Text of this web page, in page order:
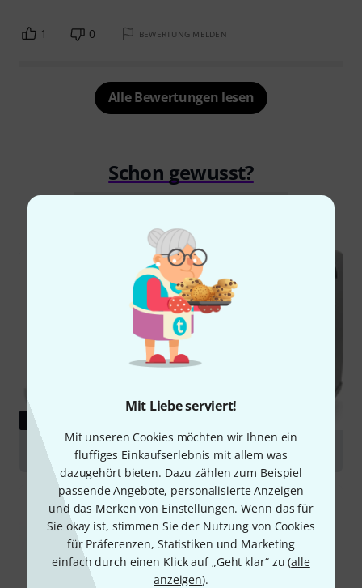
Mit Liebe serviert!
Mit unseren Cookies möchten wir Ihnen ein
fluffiges Einkaufserlebnis mit allem was
dazugehört bieten. Dazu zählen zum Beispiel
passende Angebote, personalisierte Anzeigen
und das Merken von Einstellungen. Wenn das für
Sie okay ist, stimmen Sie der Nutzung von Cookies
für Präferenzen, Statistiken und Marketing
einfach durch einen Klick auf „Geht klar“ zu (alle
anzeigen).
1 0 BEWERTUNG MELDEN
Alle Bewertungen lesen
Schon gewusst?
RATGEBER
ELA-Systeme